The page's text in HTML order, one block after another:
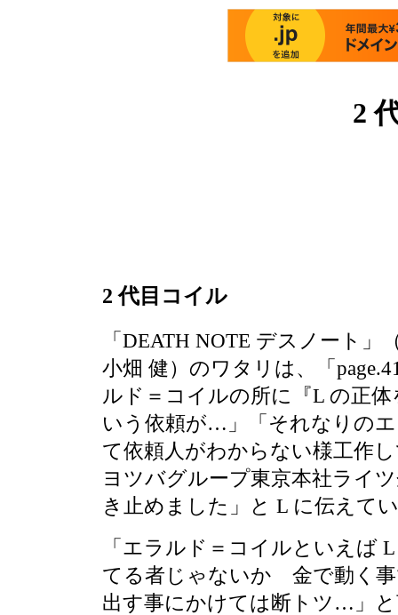
2
2 代目コイル
「DEATH NOTE デスノート
小畑 健）のワタリは、「
ルド＝コイルの所に『L の正
いう依頼が…」「それなりの
て依頼人がわからない様工作
ヨツバグループ東京本社ライ
き止めました」と L に伝えて
「エラルド＝コイルといえば
てる者じゃないか 金で動く
出す事にかけては断トツ…」